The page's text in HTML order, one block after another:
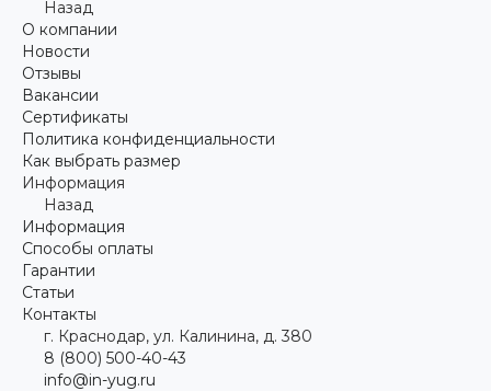
Назад
О компании
Новости
Отзывы
Вакансии
Сертификаты
Политика конфиденциальности
Как выбрать размер
Информация
Назад
Информация
Способы оплаты
Гарантии
Статьи
Контакты
г. Краснодар, ул. Калинина, д. 380
8 (800) 500-40-43
info@in-yug.ru